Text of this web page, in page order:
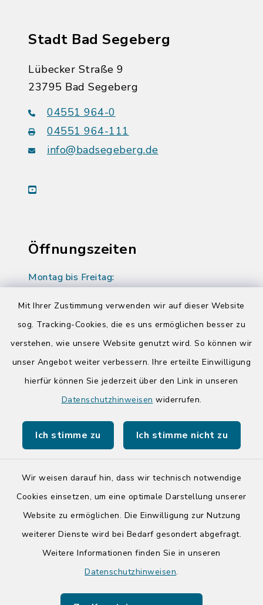
Mit Ihrer Zustimmung verwenden wir auf dieser Website
sog. Tracking-Cookies, die es uns ermöglichen besser zu
verstehen, wie unsere Website genutzt wird. So können wir
unser Angebot weiter verbessern. Ihre erteilte Einwilligung
hierfür können Sie jederzeit über den Link in unseren
Datenschutzhinweisen widerrufen.
Ich stimme zu Ich stimme nicht zu
Wir weisen darauf hin, dass wir technisch notwendige
Cookies einsetzen, um eine optimale Darstellung unserer
Website zu ermöglichen. Die Einwilligung zur Nutzung
weiterer Dienste wird bei Bedarf gesondert abgefragt.
Weitere Informationen finden Sie in unseren
Datenschutzhinweisen.
Stadt Bad Segeberg
Lübecker Straße 9
23795 Bad Segeberg
04551 964-0
04551 964-111
info@badsegeberg.de
youtube
Öffnungszeiten
Montag bis Freitag:
Donnerstag zusätzlich:
14:00-17:00 Uhr
Quicklinks
Tourist-Info der Stadt Bad Segeberg
Barrierefreiheit